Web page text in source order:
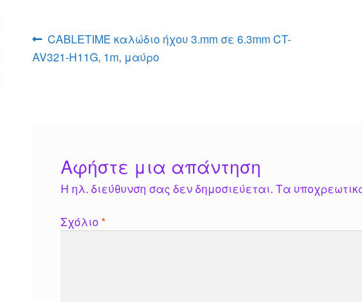
n
g
A
p
g
e
st b
Πλοήγηση
άρθρων
Προηγούμενο
άρθρο:
CABLETIME καλώδιο ήχου 3.mm σε 6.3mm CT-
AV321-H11G, 1m, μαύρο
Αφήστε μια απάντηση
Η ηλ. διεύθυνση σας δεν δημοσιεύεται. Τα
Σχόλιο*